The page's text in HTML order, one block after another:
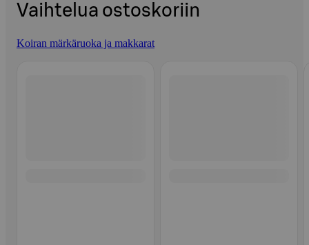
Vaihtelua ostoskoriin
Koiran märkäruoka ja makkarat